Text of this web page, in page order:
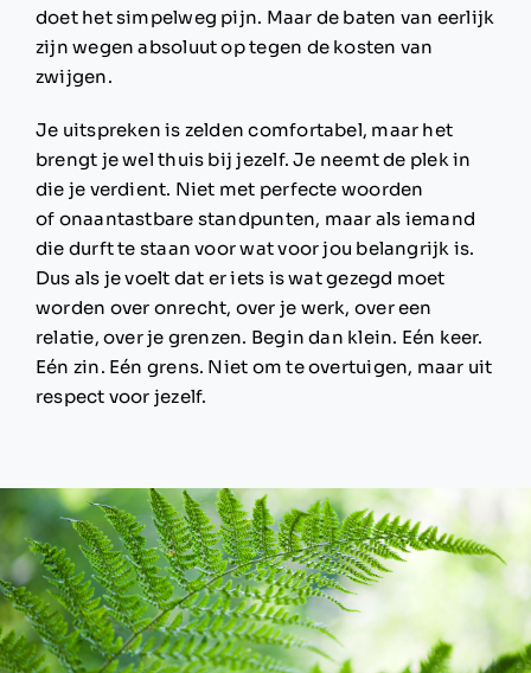
doet het simpelweg pijn. Maar de baten van eerlijk
zijn wegen absoluut op tegen de kosten van
zwijgen.
Je uitspreken is zelden comfortabel, maar het
brengt je wel thuis bij jezelf. Je neemt de plek in
die je verdient. Niet met perfecte woorden
of onaantastbare standpunten, maar als iemand
die durft te staan voor wat voor jou belangrijk is.
Dus als je voelt dat er iets is wat gezegd moet
worden over onrecht, over je werk, over een
relatie, over je grenzen. Begin dan klein. Eén keer.
Eén zin. Eén grens. Niet om te overtuigen, maar uit
respect voor jezelf.